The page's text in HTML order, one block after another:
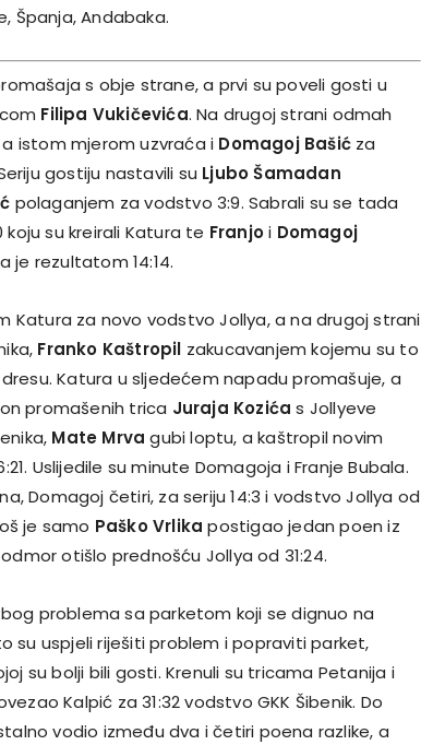
Španja, Andabaka.
s obje strane, a prvi su poveli gosti u
Filipa Vukičevića. Na drugoj strani odmah
istom mjerom uzvraća i Domagoj Bašić za
gostiju nastavili su Ljubo Šamadan
polaganjem za vodstvo 3:9. Sabrali su se tada
su kreirali Katura te Franjoi Domagoj
je rezultatom 14:14.
Katura za novo vodstvo Jollya, a na drugoj strani
Franko Kaštropil zakucavanjem kojemu su to
Katura u sljedećem napadu promašuje, a
promašenih trica Juraja Kozića s Jollyeve
Mate Mrva gubi loptu, a kaštropil novim
Uslijedile su minute Domagoja i Franje Bubala.
Domagoj četiri, za seriju 14:3 i vodstvo Jollya od
je samo Paško Vrlika postigao jedan poen iz
otišlo prednošću Jollya od 31:24.
problema sa parketom koji se dignuo na
su uspjeli riješiti problem i popraviti parket,
su bolji bili gosti. Krenuli su tricama Petanija i
Kalpić za 31:32 vodstvo GKK Šibenik. Do
vodio između dva i četiri poena razlike, a